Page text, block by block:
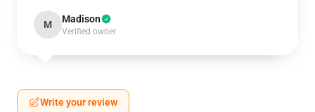
M Madison
Verified owner
Write your review